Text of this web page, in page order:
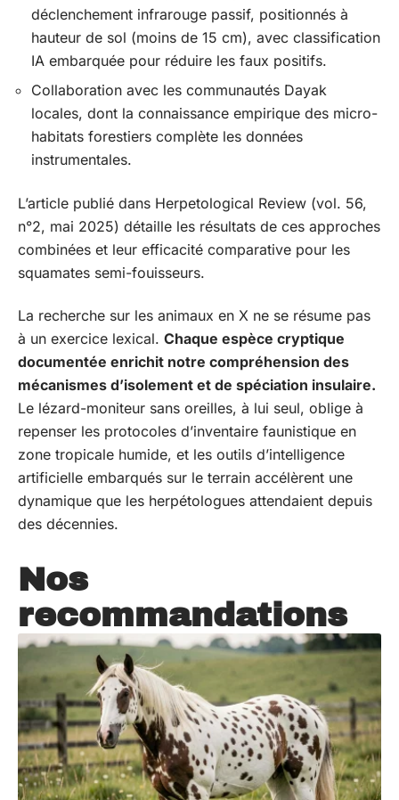
déclenchement infrarouge passif, positionnés à
hauteur de sol (moins de 15 cm), avec classification
IA embarquée pour réduire les faux positifs.
Collaboration avec les communautés Dayak
locales, dont la connaissance empirique des micro-
habitats forestiers complète les données
instrumentales.
L’article publié dans Herpetological Review (vol. 56,
n°2, mai 2025) détaille les résultats de ces approches
combinées et leur efficacité comparative pour les
squamates semi-fouisseurs.
La recherche sur les animaux en X ne se résume pas
à un exercice lexical. Chaque espèce cryptique
documentée enrichit notre compréhension des
mécanismes d’isolement et de spéciation insulaire.
Le lézard-moniteur sans oreilles, à lui seul, oblige à
repenser les protocoles d’inventaire faunistique en
zone tropicale humide, et les outils d’intelligence
artificielle embarqués sur le terrain accélèrent une
dynamique que les herpétologues attendaient depuis
des décennies.
Nos
recommandations